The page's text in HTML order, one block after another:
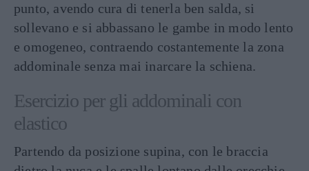
punto, avendo cura di tenerla ben salda, si
sollevano e si abbassano le gambe in modo lento
e omogeneo, contraendo costantemente la zona
addominale senza mai inarcare la schiena.
Esercizio per gli addominali con
elastico
Partendo da posizione supina, con le braccia